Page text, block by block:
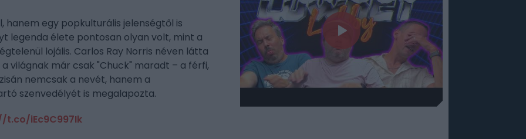
hanem egy popkulturális jelenségtől is
legenda élete pontosan olyan volt, mint a
lojális. Carlos Ray Norris néven látta
világnak már csak "Chuck" maradt – a férfi,
nemcsak a nevét, hanem a
szenvedélyét is megalapozta.
t.co/iEc9C997Ik